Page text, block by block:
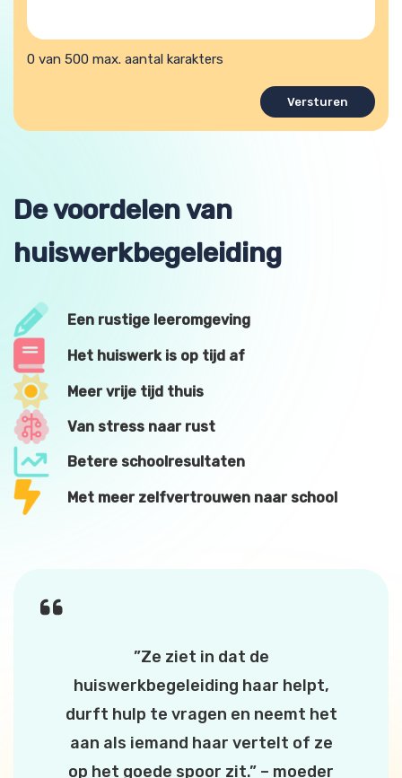
hulpvraag?
0 van 500 max. aantal karakters
De voordelen van
huiswerkbegeleiding
Een rustige leeromgeving
Het huiswerk is op tijd af
Meer vrije tijd thuis
Van stress naar rust
Betere schoolresultaten
Met meer zelfvertrouwen naar school
”Ze ziet in dat de
huiswerkbegeleiding haar helpt,
durft hulp te vragen en neemt het
aan als iemand haar vertelt of ze
op het goede spoor zit.” – moeder